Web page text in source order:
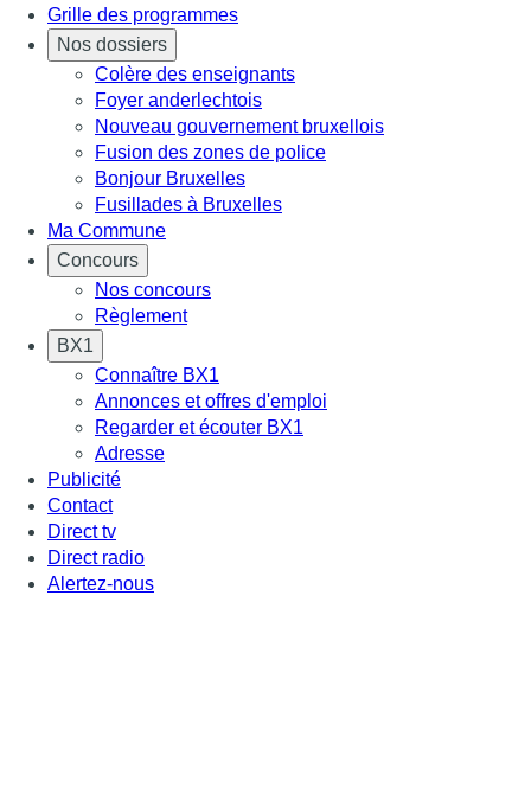
Grille des programmes
Nos dossiers
Colère des enseignants
Foyer anderlechtois
Nouveau gouvernement bruxellois
Fusion des zones de police
Bonjour Bruxelles
Fusillades à Bruxelles
Ma Commune
Concours
Nos concours
Règlement
BX1
Connaître BX1
Annonces et offres d'emploi
Regarder et écouter BX1
Adresse
Publicité
Contact
Direct tv
Direct radio
Alertez-nous